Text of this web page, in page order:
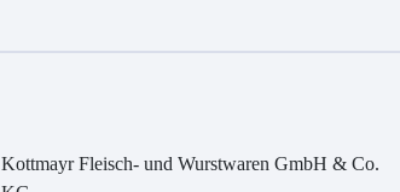
Kottmayr Fleisch- und Wurstwaren GmbH & Co.